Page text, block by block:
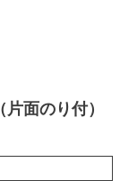
面のり付）